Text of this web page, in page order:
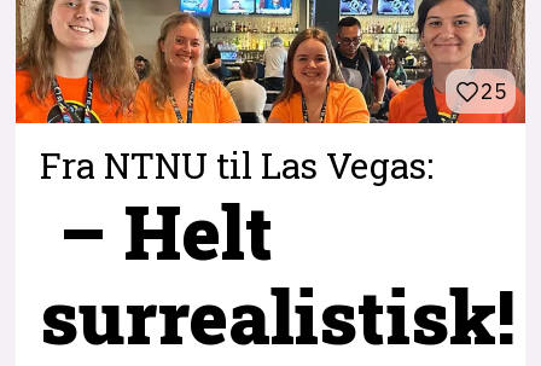
25
Fra NTNU til Las Vegas:
– Helt
surrealistisk!